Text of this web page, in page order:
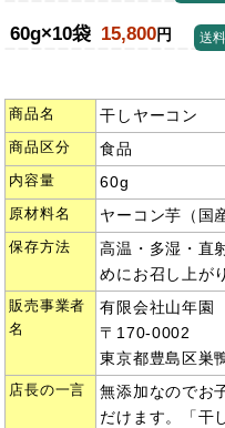
60g×10袋 15,800円 送
商品名 干しヤーコン
商品区分 食品
内容量 60g
原材料名 ヤーコン芋（国
保存方法
高温・多湿・直
めにお召し上が
販売事業者
名
有限会社山年園
〒170-0002
東京都豊島区巣
店長の一言
無添加なのでお
だけます。「干